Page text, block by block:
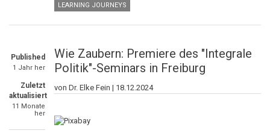
LEARNING JOURNEYS
Published
1 Jahr her
Zuletzt
aktualisiert
11 Monate
her
Wie Zaubern: Premiere des "Integrale
Politik"-Seminars in Freiburg
von Dr. Elke Fein | 18.12.2024